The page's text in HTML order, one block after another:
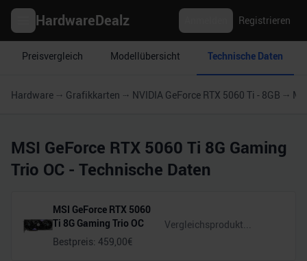
HardwareDealz Registrieren
Preisvergleich Modellübersicht Technische Daten
Hardware Grafikkarten NVIDIA GeForce RTX 5060 Ti - 8GB
MSI GeForce RTX 5060 Ti 8G Gaming
Trio OC - Technische Daten
MSI GeForce RTX 5060
Ti 8G Gaming Trio OC
Bestpreis: 459,00€